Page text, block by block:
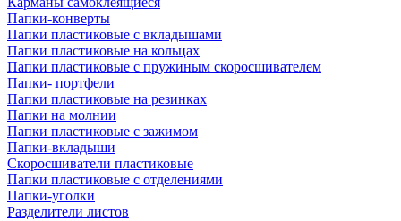
Папки-конверты
Папки пластиковые с вкладышами
Папки пластиковые на кольцах
Папки пластиковые с пружиным скоросшивателем
Папки- портфели
Папки пластиковые на резинках
Папки на молнии
Папки пластиковые с зажимом
Папки-вкладыши
Скоросшиватели пластиковые
Папки пластиковые с отделениями
Папки-уголки
Разделители листов